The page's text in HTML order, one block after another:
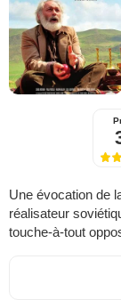
Une évocation de
réalisateur
touche-à-tout